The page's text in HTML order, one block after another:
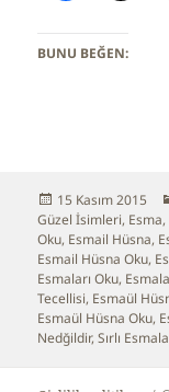
BUNU BEĞEN:
Yayın
tarihi
15 Kasım 2015
Güzel İsimleri, Esma,
Oku, Esmail Hüsna,
Esmail Hüsna Oku,
Esmaları Oku,
Tecellisi, Esmaül
Esmaül Hüsna Oku,
Nedğildir,Sırlı